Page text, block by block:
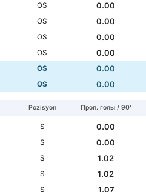
OS
0.00
OS
0.00
OS
0.00
OS
0.00
OS
0.00
OS 0.00
Pozisyon Проп. голы / 90'
S
0.00
S
0.00
S
1.02
S
1.02
S
1.07